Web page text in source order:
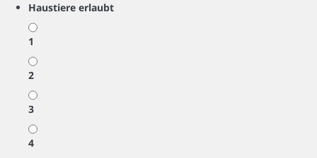
Haustiere erlaubt
1
2
3
4